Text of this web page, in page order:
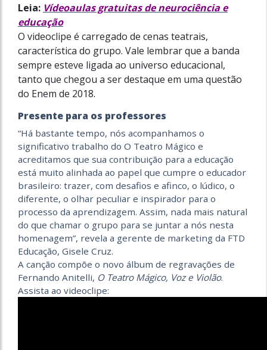
Leia: Vídeoaulas gratuitas de neurociência e
educação
O videoclipe é carregado de cenas teatrais,
característica do grupo. Vale lembrar que a banda
sempre esteve ligada ao universo educacional,
tanto que chegou a ser destaque em uma questão
do Enem de 2018.
Presente para os professores
“Há bastante tempo, nós acompanhamos o
significativo trabalho do O Teatro Mágico e
acreditamos que sua contribuição para a educação
está muito alinhada ao papel que cumpre o educador
brasileiro: trazer, com desafios e afinco, o lúdico, o
diferente, o olhar peculiar e inspirador para o
processo da aprendizagem. Assim, nada mais natural
do que chamar o grupo para se juntar a nós nesta
homenagem”, revela a gerente de marketing da FTD
Educação, Gisele Cruz.
A canção compõe o novo álbum de regravações de
Fernando Anitelli, O Teatro Mágico, Voz e Violão.
Assista ao videoclipe: